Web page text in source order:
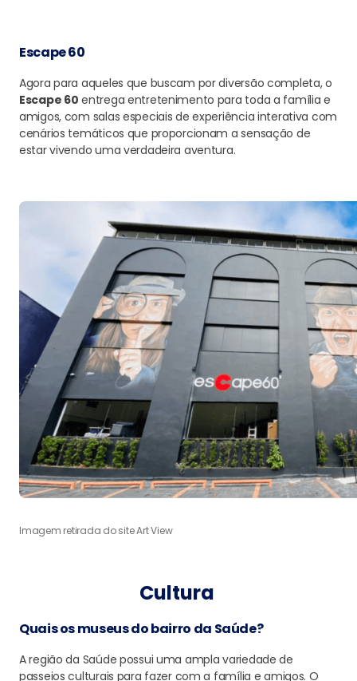
Escape 60
Agora para aqueles que buscam por diversão completa, o
Escape 60 entrega entretenimento para toda a família e
amigos, com salas especiais de experiência interativa com
cenários temáticos que proporcionam a sensação de
estar vivendo uma verdadeira aventura.
Imagem retirada do site Art View
Cultura
Quais os museus do bairro da Saúde?
A região da Saúde possui uma ampla variedade de
passeios culturais para fazer com a família e amigos. O